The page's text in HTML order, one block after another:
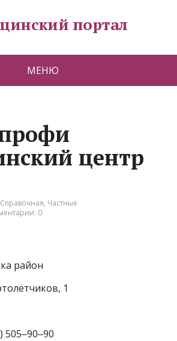
портал
МЕНЮ
центр
Справочная, Частные
0
район
1
505‒90‒90